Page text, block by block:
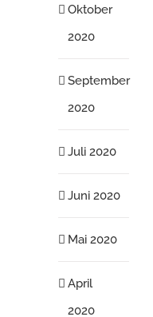
Oktober
2020
September
2020
Juli 2020
Juni 2020
Mai 2020
April
2020